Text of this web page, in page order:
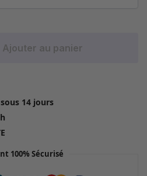
Ajouter au panier
sous 14 jours
100% Sécurisé